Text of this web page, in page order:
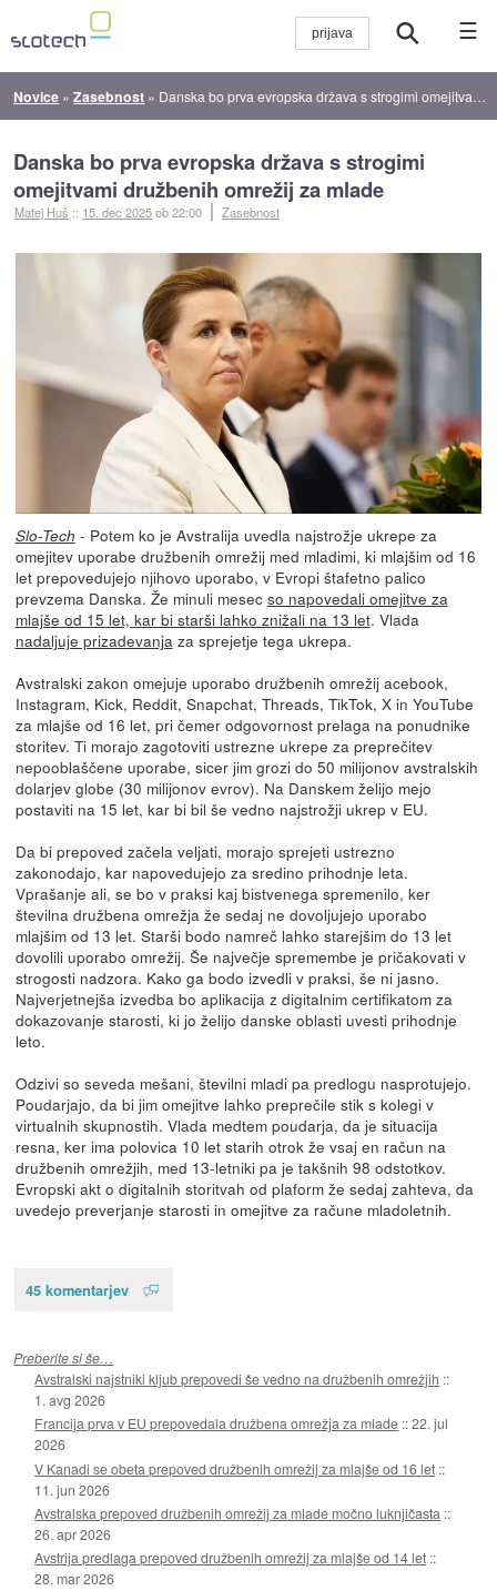
☰
Novice »Zasebnost » Danska bo prva evropska država s strogimi omejitvami družbenih omrežij za mlade
Danska bo prva evropska država s strogimi
omejitvami družbenih omrežij za mlade
Matej Huš :: 15. dec 2025ob 22:00 Zasebnost
Slo-Tech - Potem ko je Avstralija uvedla najstrožje ukrepe za
omejitev uporabe družbenih omrežij med mladimi, ki mlajšim od 16
let prepovedujejo njihovo uporabo, v Evropi štafetno palico
prevzema Danska. Že minuli mesec so napovedali omejitve za
mlajše od 15 let, kar bi starši lahko znižali na 13 let. Vlada
nadaljuje prizadevanjaza sprejetje tega ukrepa.
Avstralski zakon omejuje uporabo družbenih omrežij acebook,
Instagram, Kick, Reddit, Snapchat, Threads, TikTok, X in YouTube
za mlajše od 16 let, pri čemer odgovornost prelaga na ponudnike
storitev. Ti morajo zagotoviti ustrezne ukrepe za preprečitev
nepooblaščene uporabe, sicer jim grozi do 50 milijonov avstralskih
dolarjev globe (30 milijonov evrov). Na Danskem želijo mejo
postaviti na 15 let, kar bi bil še vedno najstrožji ukrep v EU.
Da bi prepoved začela veljati, morajo sprejeti ustrezno
zakonodajo, kar napovedujejo za sredino prihodnje leta.
Vprašanje ali, se bo v praksi kaj bistvenega spremenilo, ker
številna družbena omrežja že sedaj ne dovoljujejo uporabo
mlajšim od 13 let. Starši bodo namreč lahko starejšim do 13 let
dovolili uporabo omrežij. Še največje spremembe je pričakovati v
strogosti nadzora. Kako ga bodo izvedli v praksi, še ni jasno.
Najverjetnejša izvedba bo aplikacija z digitalnim certifikatom za
dokazovanje starosti, ki jo želijo danske oblasti uvesti prihodnje
leto.
Odzivi so seveda mešani, številni mladi pa predlogu nasprotujejo.
Poudarjajo, da bi jim omejitve lahko preprečile stik s kolegi v
virtualnih skupnostih. Vlada medtem poudarja, da je situacija
resna, ker ima polovica 10 let starih otrok že vsaj en račun na
družbenih omrežjih, med 13-letniki pa je takšnih 98 odstotkov.
Evropski akt o digitalnih storitvah od plaform že sedaj zahteva, da
uvedejo preverjanje starosti in omejitve za račune mladoletnih.
45 komentarjev
Preberite si še…
Avstralski najstniki kljub prepovedi še vedno na družbenih omrežjih ::
1. avg 2026
Francija prva v EU prepovedala družbena omrežja za mlade ::22. jul
2026
V Kanadi se obeta prepoved družbenih omrežij za mlajše od 16 let ::
11. jun 2026
Avstralska prepoved družbenih omrežij za mlade močno luknjičasta ::
26. apr 2026
Avstrija predlaga prepoved družbenih omrežij za mlajše od 14 let ::
28. mar 2026